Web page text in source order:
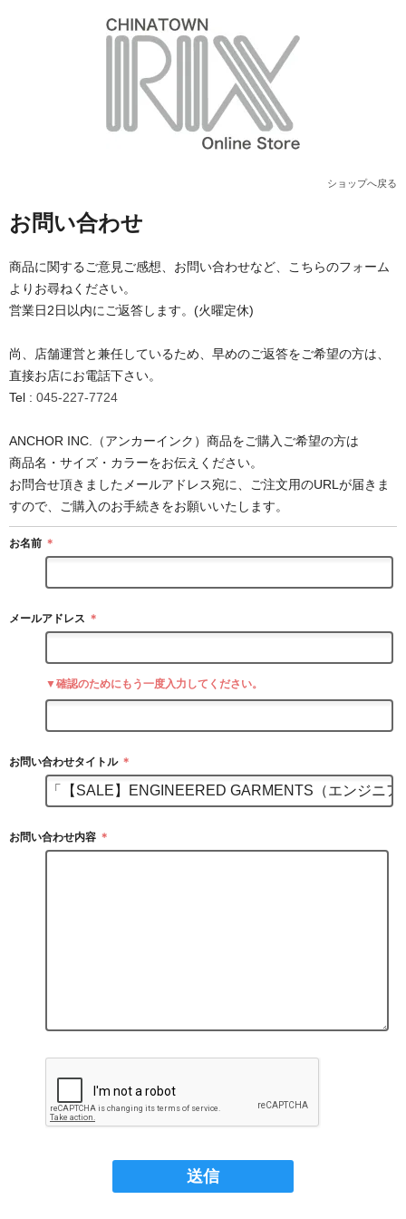
ショップへ戻る
お問い合わせ
商品に関するご意見ご感想、お問い合わせなど、こちらのフォーム
よりお尋ねください。
営業日2日以内にご返答します。(火曜定休)
尚、店舗運営と兼任しているため、早めのご返答をご希望の方は、
直接お店にお電話下さい。
Tel : 045-227-7724
ANCHOR INC.（アンカーインク）商品をご購入ご希望の方は
商品名・サイズ・カラーをお伝えください。
お問合せ頂きましたメールアドレス宛に、ご注文用のURLが届きま
すので、ご購入のお手続きをお願いいたします。
お名前 ＊
メールアドレス ＊
▼確認のためにもう一度入力してください。
お問い合わせタイトル ＊
お問い合わせ内容 ＊